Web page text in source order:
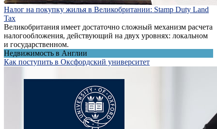
Налог на покупку жилья в Великобритании: Stamp Duty Land
Tax
Великобритания имеет достаточно сложный механизм расчета
налогообложения, действующий на двух уровнях: локальном
и государственном.
Недвижимость в Англии
Как поступить в Оксфордский университет